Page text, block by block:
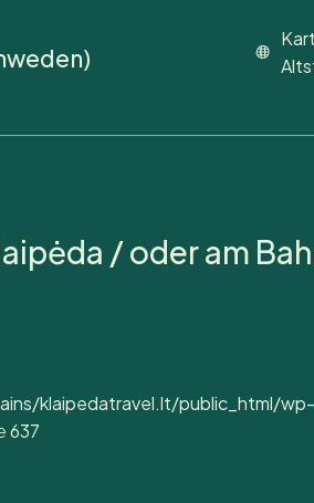
/ oder am
klaipedatravel.lt/public_html/wp-
637